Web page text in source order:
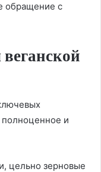
обращение с
и
цельно зерновые